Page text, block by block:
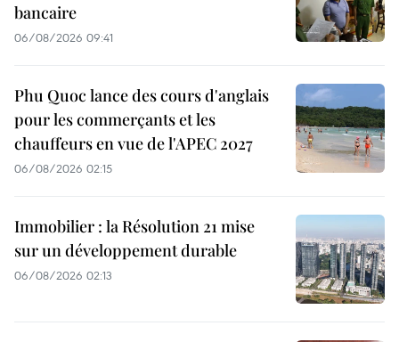
bancaire
06/08/2026 09:41
Phu Quoc lance des cours d'anglais
pour les commerçants et les
chauffeurs en vue de l'APEC 2027
06/08/2026 02:15
Immobilier : la Résolution 21 mise
sur un développement durable
06/08/2026 02:13